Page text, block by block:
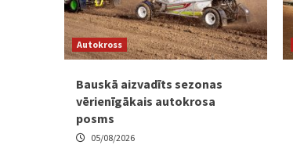
Autokross
Bauskā aizvadīts sezonas
vērienīgākais autokrosa
posms
05/08/2026